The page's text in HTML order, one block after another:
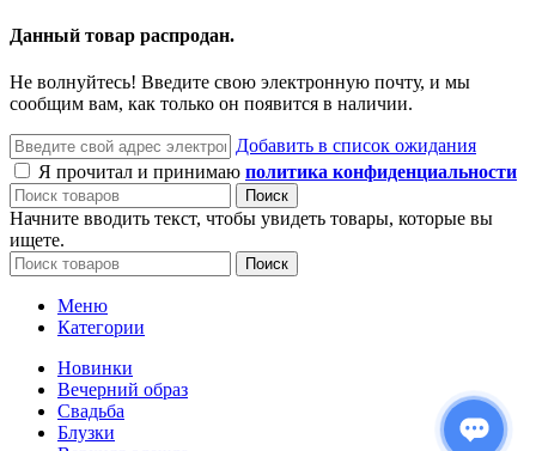
Данный товар распродан.
Не волнуйтесь! Введите свою электронную почту, и мы
сообщим вам, как только он появится в наличии.
Добавить в список ожидания
Я прочитал и принимаю политика конфиденциальности
Поиск
Начните вводить текст, чтобы увидеть товары, которые вы
ищете.
Поиск
Меню
Категории
Новинки
Вечерний образ
Свадьба
Блузки